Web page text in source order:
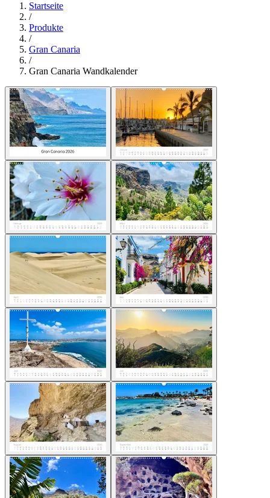
Startseite
/
Produkte
/
Gran Canaria
/
Gran Canaria Wandkalender